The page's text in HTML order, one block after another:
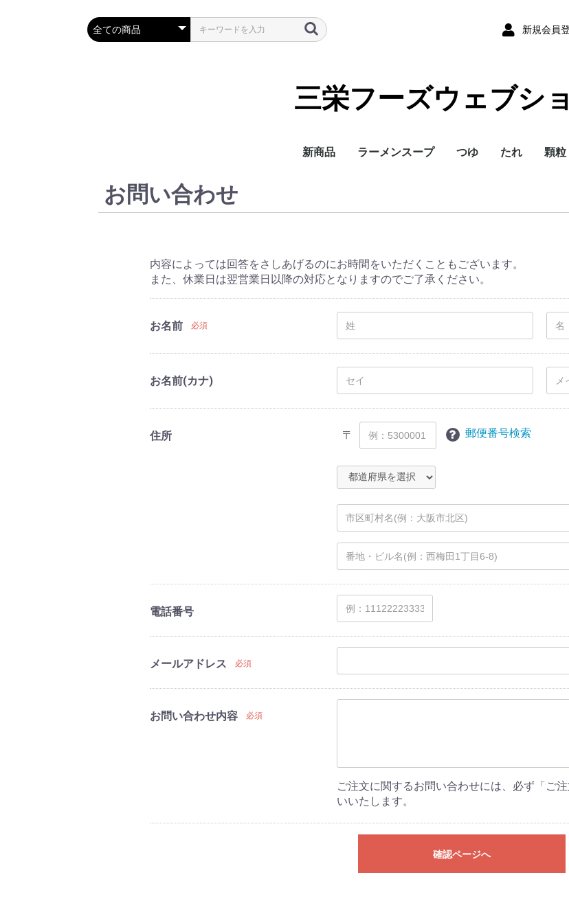
新規会員
三栄フーズウェブシ
新商品 ラーメンスープ つゆ たれ 顆粒
お問い合わせ
内容によっては回答をさしあげるのにお時間をいただくこともございます。
また、休業日は翌営業日以降の対応となりますのでご了承ください。
お名前 必須
お名前(カナ)
住所 〒 郵便番号検索
電話番号
メールアドレス 必須
お問い合わせ内容 必須
ご注文に関するお問い合わせには、必ず「ご
いいたします。
確認ページへ